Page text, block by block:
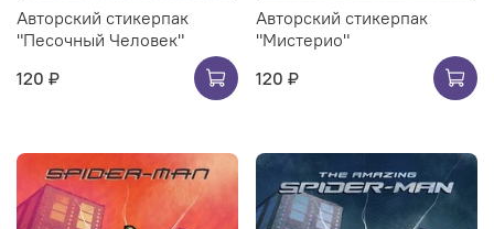
Авторский стикерпак
"Песочный Человек"
120 ₽
Авторский стикерпак
"Мистерио"
120 ₽